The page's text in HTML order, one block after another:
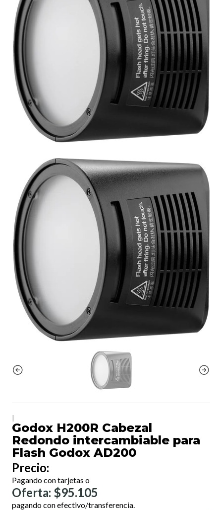
Godox H200R Cabezal
Redondo intercambiable para
Flash Godox AD200
Precio:
Pagando con tarjetas o
Oferta: $95.105
pagando con efectivo/transferencia.